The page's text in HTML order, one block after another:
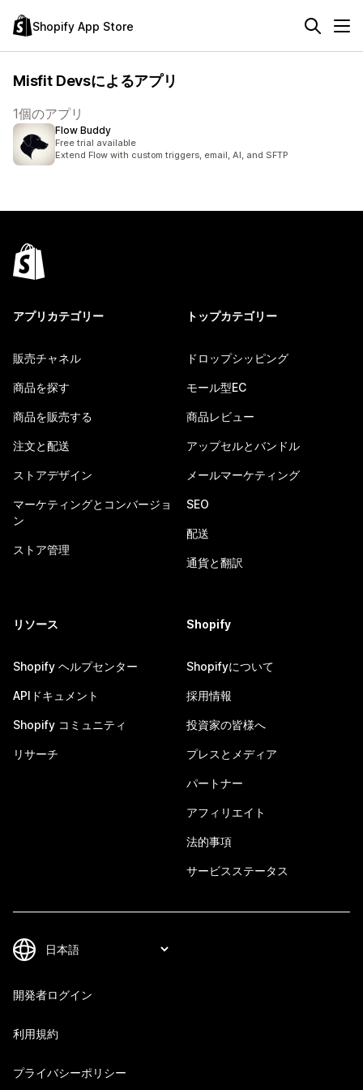
Shopify App Store
Misfit Devsによるアプリ
1個のアプリ
Flow Buddy
Free trial available
Extend Flow with custom triggers, email, AI, and SFTP
アプリカテゴリー
販売チャネル
商品を探す
商品を販売する
注文と配送
ストアデザイン
マーケティングとコンバージョ
ン
ストア管理
トップカテゴリー
ドロップシッピング
モール型EC
商品レビュー
アップセルとバンドル
メールマーケティング
SEO
配送
通貨と翻訳
リソース
Shopify ヘルプセンター
APIドキュメント
Shopify コミュニティ
リサーチ
Shopify
Shopifyについて
採用情報
投資家の皆様へ
プレスとメディア
パートナー
アフィリエイト
法的事項
サービスステータス
開発者ログイン
利用規約
プライバシーポリシー